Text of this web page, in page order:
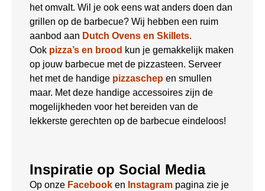
het omvalt. Wil je ook eens wat anders doen dan
grillen op de barbecue? Wij hebben een ruim
aanbod aan Dutch Ovens en Skillets.
Ook pizza’s en brood kun je gemakkelijk maken
op jouw barbecue met de pizzasteen. Serveer
het met de handige pizzaschep en smullen
maar. Met deze handige accessoires zijn de
mogelijkheden voor het bereiden van de
lekkerste gerechten op de barbecue eindeloos!
Inspiratie op Social Media
Op onze Facebook en Instagram pagina zie je